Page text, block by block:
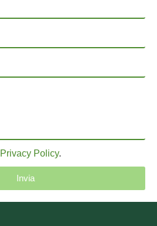
Privacy Policy.
Invia